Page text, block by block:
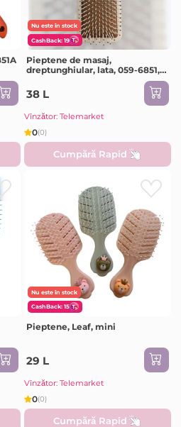
Nu este în stock
CashBack: 19
Pieptene de masaj,
dreptunghiular, lata, 059-6851,
38 L
Vînzător: Telemarket
0(0)
Cumpără Rapid
Nu este în stock
CashBack: 15
Pieptene, Leaf, mini
29 L
Vînzător: Telemarket
0(0)
Cumpără Rapid